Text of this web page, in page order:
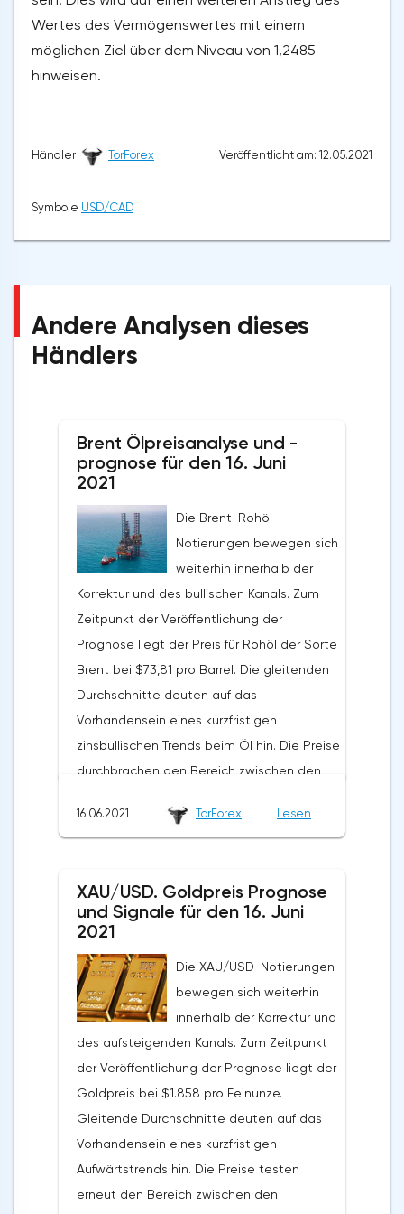
Wertes des Vermögenswertes mit einem
möglichen Ziel über dem Niveau von 1,2485
hinweisen.
Händler TorForex Veröffentlicht am: 12.05.2021
Symbole USD/CAD
Andere Analysen dieses
Händlers
Brent Ölpreisanalyse und -
prognose für den 16. Juni
2021
Die Brent-Rohöl-
Notierungen bewegen sich
weiterhin innerhalb der
Korrektur und des bullischen Kanals. Zum
Zeitpunkt der Veröffentlichung der
Prognose liegt der Preis für Rohöl der Sorte
Brent bei $73,81 pro Barrel. Die gleitenden
Durchschnitte deuten auf das
Vorhandensein eines kurzfristigen
zinsbullischen Trends beim Öl hin. Die Preise
durchbrachen den Bereich zwischen den
von Käufern des "Schwarzen Goldes" und
Niveaus hinweist. Im Moment ist ein
Versuch zu erwarten, eine Korrektur zu
in der Nähe des Bereichs von 73,35 Dollar
pro Barrel zu testen. Weiter, die
Fortsetzung des Wachstums des Ölkurses
im Bereich über dem Niveau von 76,55.Ein
zusätzliches Signal zu Gunsten des
Anstiegs der Notierungen und Preise für
Brent-Öl wird ein Test der
Unterstützungslinie auf dem Indikator der
relativen Stärke (RSI) sein. Das zweite
Signal wird ein Abprall von der unteren
16.06.2021 TorForex Lesen
XAU/USD. Goldpreis Prognose
und Signale für den 16. Juni
2021
Die XAU/USD-Notierungen
bewegen sich weiterhin
innerhalb der Korrektur und
des aufsteigenden Kanals. Zum Zeitpunkt
der Veröffentlichung der Prognose liegt der
Goldpreis bei $1.858 pro Feinunze.
Gleitende Durchschnitte deuten auf das
Vorhandensein eines kurzfristigen
Aufwärtstrends hin. Die Preise testen
erneut den Bereich zwischen den